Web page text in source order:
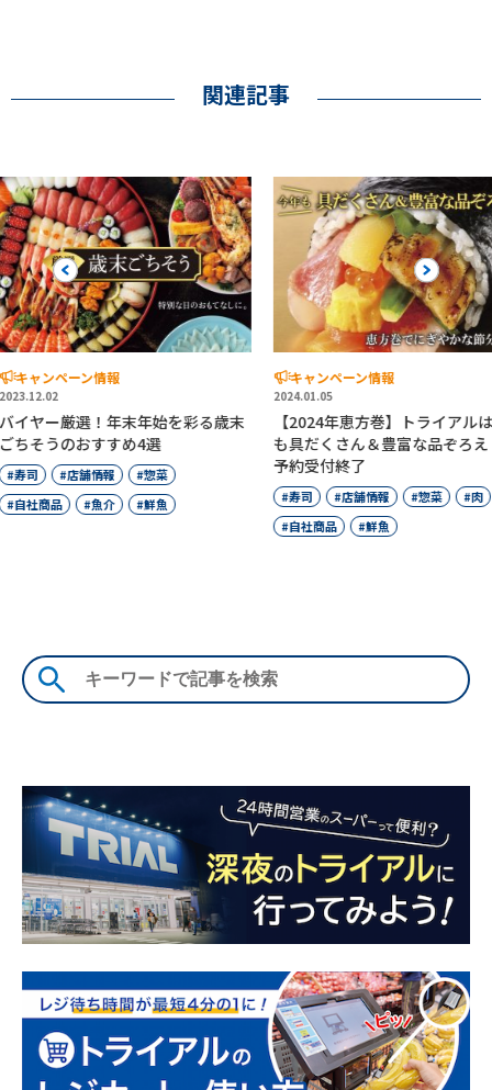
関連記事
Previous
を彩る歳末
菜
【2024年恵方巻】トライアルは今年
も具だくさん＆豊富な品ぞろえ！※
予約受付終了
寿司 惣菜
肉
【予約受付
の価格で！
寿司
店舗
Next